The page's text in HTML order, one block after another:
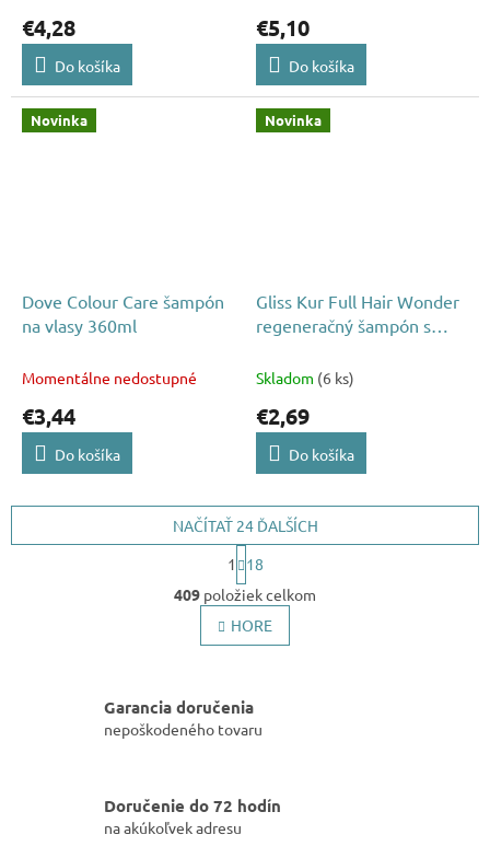
€4,28
Do košíka
€5,10
Do košíka
Novinka
Dove Colour Care šampón
na vlasy 360ml
Momentálne nedostupné
€3,44
Do košíka
Novinka
Gliss Kur Full Hair Wonder
regeneračný šampón s
Skladom (6 ks)
€2,69
Do košíka
O
v
l
á
c
i
v
NAČÍTAŤ 24 ĎALŠÍCH
S
t
r
á
n
k
a
n
i
1
18
409 položiek celkom
HORE
Garancia doručenia
nepoškodeného tovaru
Doručenie do 72 hodín
na akúkoľvek adresu